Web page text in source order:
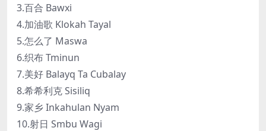
3.百合 Bawxi
4.加油歌 Klokah Tayal
5.怎么了 Maswa
6.织布 Tminun
7.美好 Balayq Ta Cubalay
8.希希利克 Sisiliq
9.家乡 Inkahulan Nyam
10.射日 Smbu Wagi